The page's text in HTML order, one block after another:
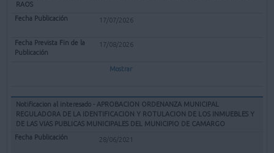
RAOS
17/07/2026
17/08/2026
Mostrar
Notificacion al interesado - APROBACION ORDENANZA MUNICIPAL
REGULADORA DE LA IDENTIFICACION Y ROTULACION DE LOS INMUEBLES Y
DE LAS VIAS PUBLICAS MUNICIPALES DEL MUNICIPIO DE CAMARGO
28/06/2021